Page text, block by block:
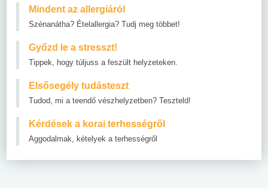
Mindent az allergiáról
Szénanátha? Ételallergia? Tudj meg többet!
Győzd le a stresszt!
Tippek, hogy túljuss a feszült helyzeteken.
Elsősegély tudásteszt
Tudod, mi a teendő vészhelyzetben? Teszteld!
Kérdések a korai terhességről
Aggodalmak, kételyek a terhességről